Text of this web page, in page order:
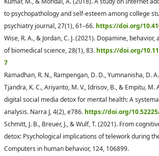
to psychopathology and self-esteem among college
psychiatry journal, 27(1), 61–66. https://doi.org/
Wise, R. A., & Jordan, C. J. (2021). Dopamine, behavior,
of biomedical science, 28(1), 83. https://doi.org/
7
Ramadhan, R. N., Rampengan, D. D., Yumnanisha, D.
Tjandra, K. C., Ariyanto, M. V., Idrisov, B., & Empitu, M.
digital social media detox for mental health: A
analysis. Narra J, 4(2), e786. https://doi.org/
Schmitt, J. B., Breuer, J., & Wulf, T. (2021). From
detox: Psychological implications of telework during
Computers in human behavior, 124, 106899.